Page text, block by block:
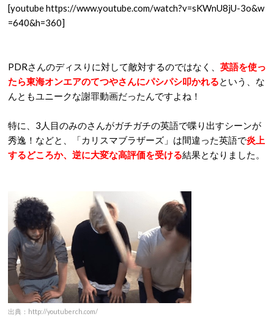
[youtube https://www.youtube.com/watch?v=sKWnU8jU-3o&w
=640&h=360]
PDRさんのディスりに対して敵対するのではなく、 英語を使っ
たら東海オンエアのてつやさんにパシパシ叩かれるという、な
んともユニークな謝罪動画だったんですよね！
特に、3人目のみのさんがガチガチの英語で喋り出すシーンが
秀逸！などと、「カリスマブラザーズ」は間違った英語で炎上
するどころか、逆に大変な高評価を受ける結果となりました。
出典：http://youtuberch.com/